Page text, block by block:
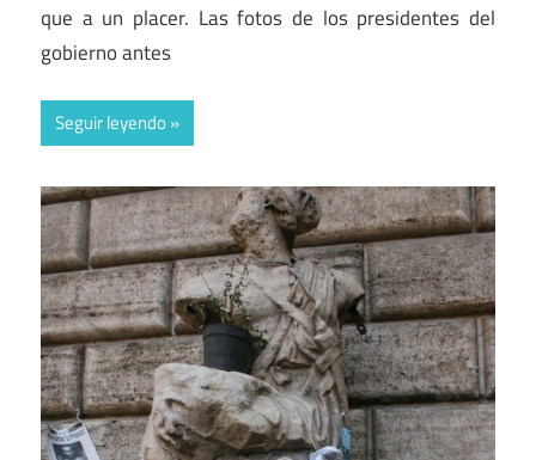
que a un placer. Las fotos de los presidentes del
gobierno antes
Seguir leyendo